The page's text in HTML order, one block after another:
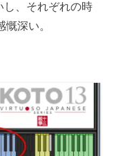
し、それぞれの時
深い。